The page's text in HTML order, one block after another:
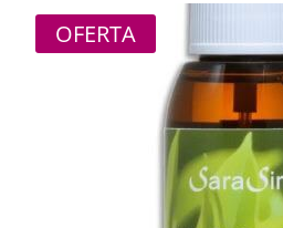
OFERTA